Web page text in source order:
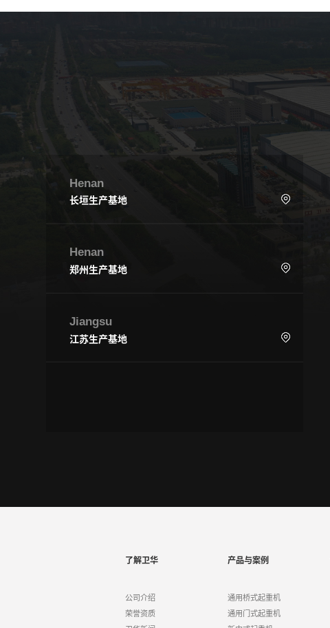
Henan
长垣生产基地
Henan
郑州生产基地
Jiangsu
江苏生产基地
了解卫华
公司介绍
荣誉资质
产品与案例
通用桥式起重机
通用门式起重机